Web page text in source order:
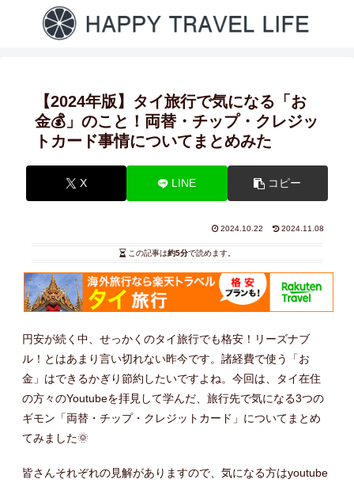
【2024年版】タイ旅行で気になる「お
金💰」のこと！両替・チップ・クレジッ
トカード事情についてまとめみた
X LINE コピー
2024.10.22 2024.11.08
この記事は約5分で読めます。
円安が続く中、せっかくのタイ旅行でも格安！リーズナブ
ル！とはあまり言い切れない昨今です。諸経費で使う「お
金」はできるかぎり節約したいですよね。今回は、タイ在住
の方々のYoutubeを拝見して学んだ、旅行先で気になる3つの
ギモン「両替・チップ・クレジットカード」についてまとめ
てみました🌞
皆さんそれぞれの見解がありますので、気になる方はyoutube